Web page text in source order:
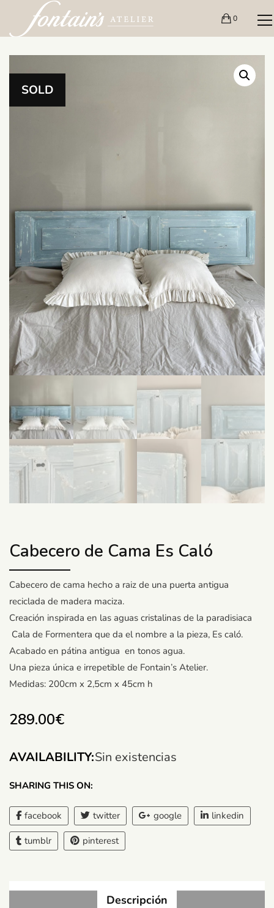
0
SOLD
Cabecero de Cama Es Caló
Cabecero de cama hecho a raiz de una puerta antigua
reciclada de madera maciza.
Creación inspirada en las aguas cristalinas de la paradisiaca
Cala de Formentera que da el nombre a la pieza, Es caló.
Acabado en pátina antigua en tonos agua.
Una pieza única e irrepetible de Fontain’s Atelier.
Medidas: 200cm x 2,5cm x 45cm h
289.00€
AVAILABILITY:Sin existencias
SHARING THIS ON:
facebook twitter google linkedin
tumblr pinterest
Descripción